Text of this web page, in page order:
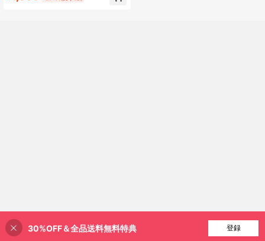
28% 割引！
30%OFF＆全品送料無料特典 登録